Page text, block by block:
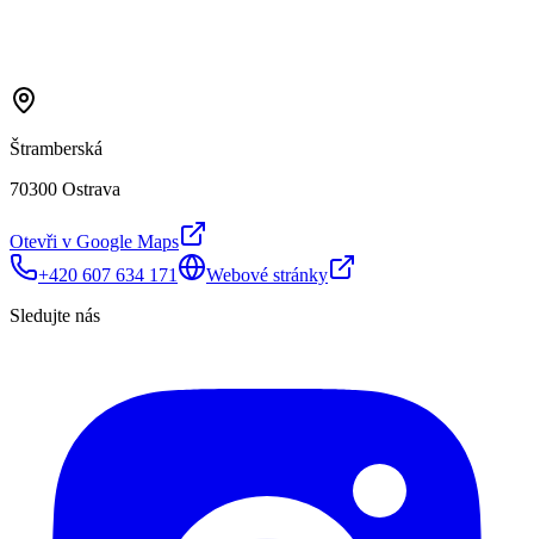
Štramberská
70300 Ostrava
Otevři v Google Maps
+420 607 634 171
Webové stránky
Sledujte nás